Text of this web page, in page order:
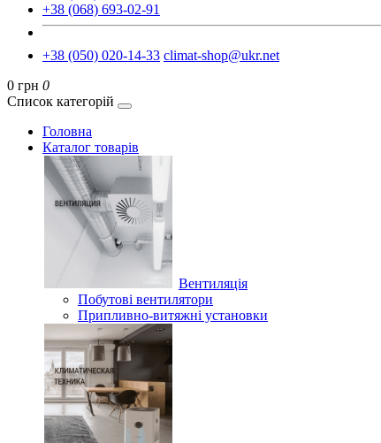
+38 (068) 693-02-91
+38 (050) 020-14-33 climat-shop@ukr.net
0 грн 0
Список категорій
Головна
Каталог товарів
Вентиляція
Побутові вентилятори
Припливно-витяжні установки